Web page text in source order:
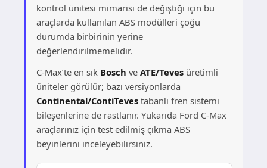
kontrol ünitesi mimarisi de değiştiği için bu
araçlarda kullanılan ABS modülleri çoğu
durumda birbirinin yerine
değerlendirilmemelidir.
C-Max’te en sık Bosch ve ATE/Tevesüretimli
üniteler görülür; bazı versiyonlarda
Continental/ContiTevestabanlı fren sistemi
bileşenlerine de rastlanır. Yukarıda Ford C-Max
araçlarınız için test edilmiş çıkma ABS
beyinlerini inceleyebilirsiniz.